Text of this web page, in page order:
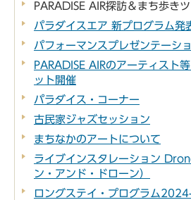
PARADISE AIR探訪＆まち歩き
パラダイスエア 新プログラム発
パフォーマンスプレゼンテーシ
PARADISE AIRのアーティスト
ット開催
パラダイス・コーナー
古民家ジャズセッション
まちなかのアートについて
ライブインスタレーション
ン・アンド・ドローン）
ロングステイ・プログラム